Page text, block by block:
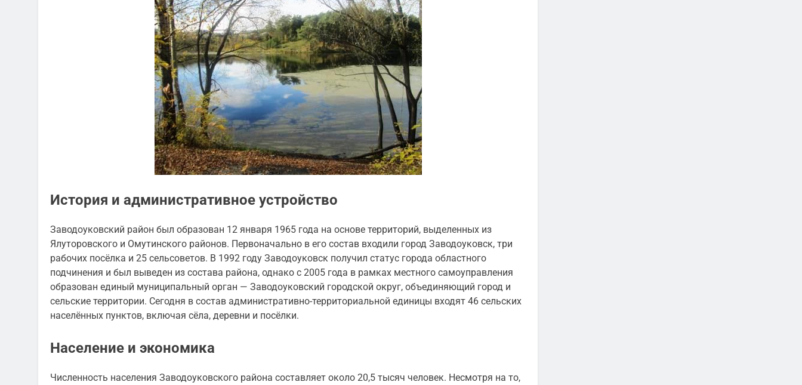
История и административное устройство
Заводоуковский район был образован 12 января 1965 года на основе территорий, выделенных из
Ялуторовского и Омутинского районов. Первоначально в его состав входили город Заводоуковск, три
рабочих посёлка и 25 сельсоветов. В 1992 году Заводоуковск получил статус города областного
подчинения и был выведен из состава района, однако с 2005 года в рамках местного самоуправления
образован единый муниципальный орган — Заводоуковский городской округ, объединяющий город и
сельские территории. Сегодня в состав административно-территориальной единицы входят 46 сельских
населённых пунктов, включая сёла, деревни и посёлки.
Население и экономика
Численность населения Заводоуковского района составляет около 20,5 тысяч человек. Несмотря на то,